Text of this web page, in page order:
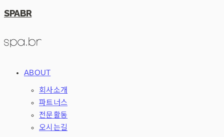
SPABR
ABOUT
회사소개
파트너스
전문활동
오시는길